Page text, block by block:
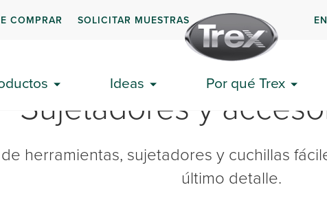
COMPRAR SOLICITAR MUESTRAS
Ideas Por qué Trex
Sujetadores y
herramientas, sujetadores y cuchillas
último detalle.